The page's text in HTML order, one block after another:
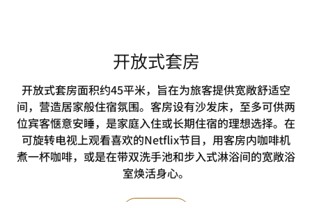
开放式套房
开放式套房面积约45平米，旨在为旅客提供宽敞舒适空
间，营造居家般住宿氛围。客房设有沙发床，至多可供两
位宾客惬意安睡，是家庭入住或长期住宿的理想选择。在
可旋转电视上观看喜欢的Netflix节目，用客房内咖啡机
煮一杯咖啡，或是在带双洗手池和步入式淋浴间的宽敞浴
室焕活身心。